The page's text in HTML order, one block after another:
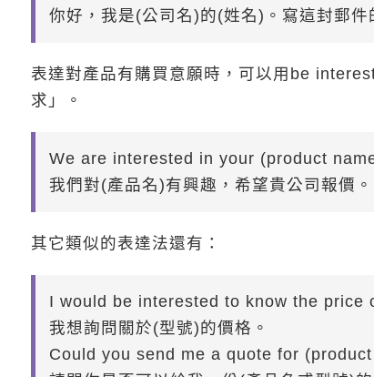
你好，我是(公司名)的(姓名)。寫這封郵件
表達對產品有購買意願時，可以用be
求」。
We are interested in your (product
我們對(產品名)有興趣，希望貴公司報價。
其它類似的表達法還有：
I would be interested to know the price
我想詢問關於(型號)的價格。
Could you send me a quote for